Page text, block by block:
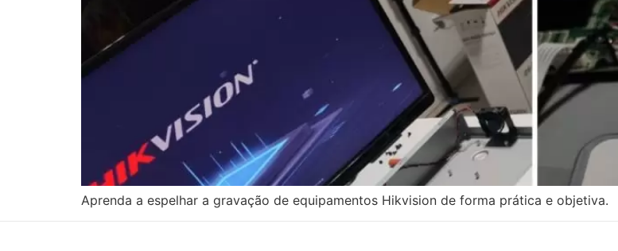
Aprenda a espelhar a gravação de equipamentos Hikvision de forma prática e objetiva.